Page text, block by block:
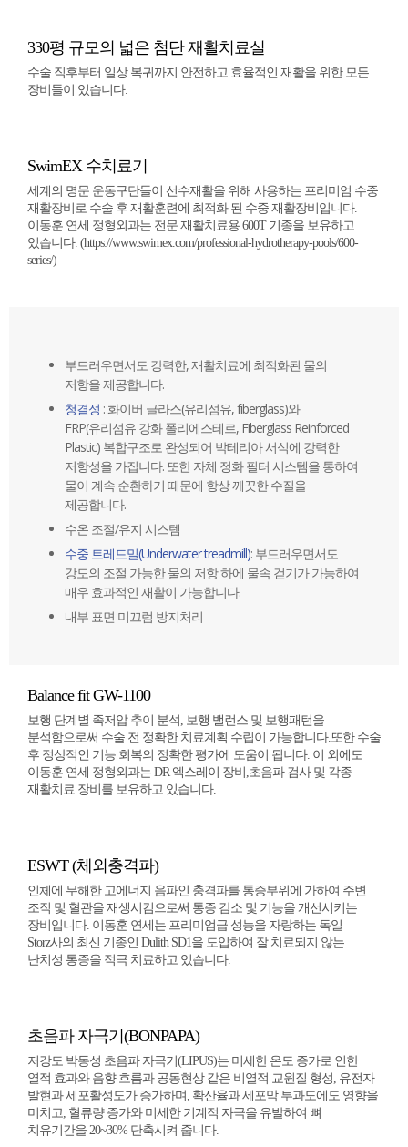
330평 규모의 넓은 첨단 재활치료실
수술 직후부터 일상 복귀까지 안전하고 효율적인 재활을 위한 모든
장비들이 있습니다.
SwimEX 수치료기
세계의 명문 운동구단들이 선수재활을 위해 사용하는 프리미엄 수중
재활장비로 수술 후 재활훈련에 최적화 된 수중 재활장비입니다.
이동훈 연세 정형외과는 전문 재활치료용 600T 기종을 보유하고
있습니다. (https://www.swimex.com/professional-hydrotherapy-pools/600-
series/)
부드러우면서도 강력한, 재활치료에 최적화된 물의
저항을 제공합니다.
청결성 : 화이버 글라스(유리섬유, fiberglass)와
FRP(유리섬유 강화 폴리에스테르, Fiberglass Reinforced
Plastic) 복합구조로 완성되어 박테리아 서식에 강력한
저항성을 가집니다. 또한 자체 정화 필터 시스템을 통하여
물이 계속 순환하기 때문에 항상 깨끗한 수질을
제공합니다.
수온 조절/유지 시스템
수중 트레드밀(Underwater treadmill): 부드러우면서도
강도의 조절 가능한 물의 저항 하에 물속 걷기가 가능하여
매우 효과적인 재활이 가능합니다.
내부 표면 미끄럼 방지처리
Balance fit GW-1100
보행 단계별 족저압 추이 분석, 보행 밸런스 및 보행패턴을
분석함으로써 수술 전 정확한 치료계획 수립이 가능합니다.또한 수술
후 정상적인 기능 회복의 정확한 평가에 도움이 됩니다. 이 외에도
이동훈 연세 정형외과는 DR 엑스레이 장비,초음파 검사 및 각종
재활치료 장비를 보유하고 있습니다.
ESWT (체외충격파)
인체에 무해한 고에너지 음파인 충격파를 통증부위에 가하여 주변
조직 및 혈관을 재생시킴으로써 통증 감소 및 기능을 개선시키는
장비입니다. 이동훈 연세는 프리미엄급 성능을 자랑하는 독일
Storz사의 최신 기종인 Dulith SD1을 도입하여 잘 치료되지 않는
난치성 통증을 적극 치료하고 있습니다.
초음파 자극기(BONPAPA)
저강도 박동성 초음파 자극기(LIPUS)는 미세한 온도 증가로 인한
열적 효과와 음향 흐름과 공동현상 같은 비열적 교원질 형성, 유전자
발현과 세포활성도가 증가하며, 확산율과 세포막 투과도에도 영향을
미치고, 혈류량 증가와 미세한 기계적 자극을 유발하여 뼈
치유기간을 20~30% 단축시켜 줍니다.